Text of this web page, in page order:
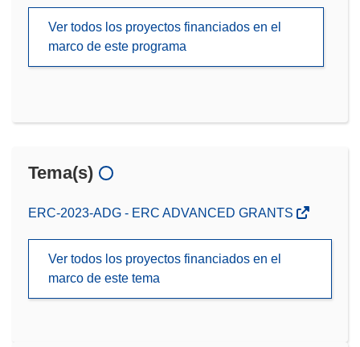
Ver todos los proyectos financiados en el
marco de este programa
Tema(s)
ERC-2023-ADG - ERC ADVANCED GRANTS
Ver todos los proyectos financiados en el
marco de este tema